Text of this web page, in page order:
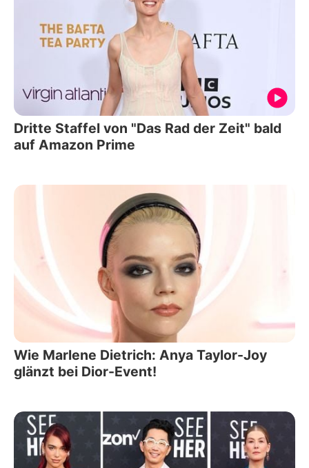
Dritte Staffel von "Das Rad der Zeit" bald
auf Amazon Prime
Wie Marlene Dietrich: Anya Taylor-Joy
glänzt bei Dior-Event!